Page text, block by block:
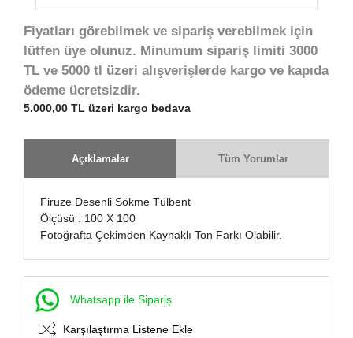
Fiyatları görebilmek ve sipariş verebilmek için
lütfen üye olunuz. Minumum sipariş limiti 3000
TL ve 5000 tl üzeri alışverişlerde kargo ve kapıda
ödeme ücretsizdir.
5.000,00 TL üzeri kargo bedava
Açıklamalar Tüm Yorumlar
Firuze Desenli Sökme Tülbent
Ölçüsü : 100 X 100
Fotoğrafta Çekimden Kaynaklı Ton Farkı Olabilir.
Whatsapp ile Sipariş
Karşılaştırma Listene Ekle